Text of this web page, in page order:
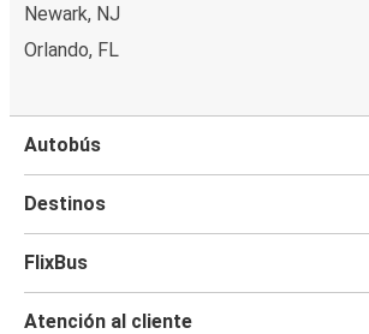
Newark, NJ
Orlando, FL
Autobús
Destinos
FlixBus
Atención al cliente